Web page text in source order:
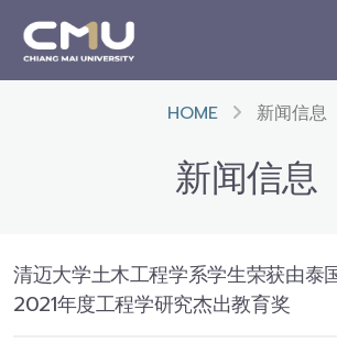
HOME 新闻信息
新闻信息
清迈大学土木工程学系学生荣获由泰
2021年度工程学研究杰出教育奖